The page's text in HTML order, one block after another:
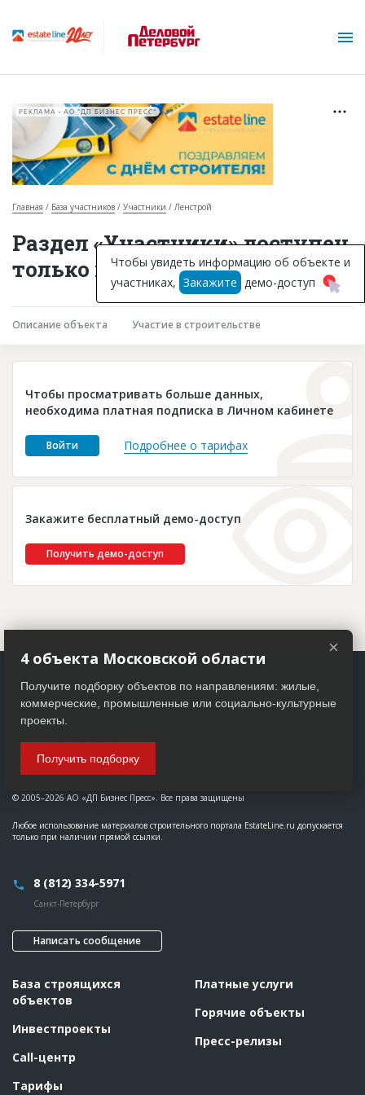
Горячие объекты
База строящихся объектов
Инвестпроекты
Глоссарий
Платные услуги
Пресс-релизы
РЕКЛАМА • АО "ДП БИЗНЕС ПРЕСС"
Главная База участников Участники Ленстрой
Раздел «Участники» доступен
только подписчикам
Описание объекта Участие в строительстве
Чтобы просматривать больше данных,
необходима платная подписка в Личном кабинете
Войти Подробнее о тарифах
Закажите бесплатный демо-доступ
Получить демо-доступ
Чтобы увидеть информацию об объекте и
участниках, Закажите демо-доступ
© 2005–2026 АО «ДП Бизнес Пресс». Все права защищены
Любое использование материалов строительного портала EstateLine.ru допускается
только при наличии прямой ссылки.
8 (812) 334-5971
Санкт-Петербург
Написать сообщение
База строящихся
объектов
Инвестпроекты
Call-центр
Тарифы
Платные услуги
Горячие объекты
Пресс-релизы
×
4 объекта Московской области
Получите подборку объектов по направлениям: жилые,
коммерческие, промышленные или социально-культурные
проекты.
Получить подборку